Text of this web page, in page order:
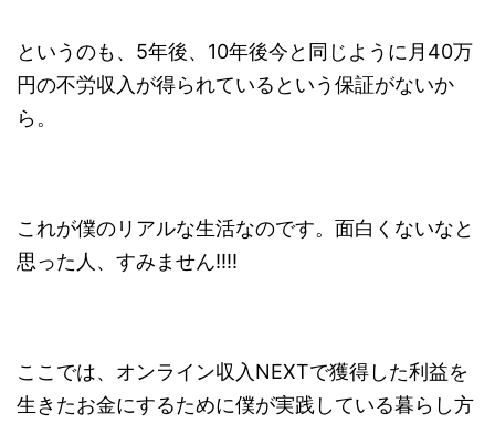
というのも、5年後、10年後今と同じように月40万
円の不労収入が得られているという保証がないか
ら。
これが僕のリアルな生活なのです。面白くないなと
思った人、すみません!!!!
ここでは、オンライン収入NEXTで獲得した利益を
生きたお金にするために僕が実践している暮らし方